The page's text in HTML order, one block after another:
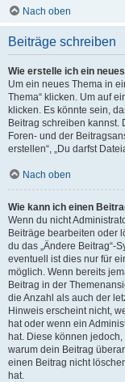
Nach oben
Beiträge schreiben
Wie erstelle ich ein
Um ein neues Thema in
Thema“ klicken. Um auf
klicken. Es könnte sein,
Beitrag schreiben
Foren- und der
erstellen“, „Du darfst
Nach oben
Wie kann ich einen
Wenn du nicht
Beiträge bearbeiten oder
du das „Ändere Beitrag“-
eventuell ist dies nur für
möglich. Wenn bereits
Beitrag in der
die Anzahl als auch der
Hinweis erscheint nicht,
hat oder wenn ein
hat. Diese können
warum dein Beitrag
einen Beitrag nicht
hat.